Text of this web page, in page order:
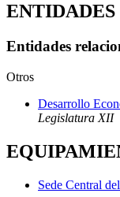
Entidades
Otros
Desarrollo
Legislatura XII
Sede Central